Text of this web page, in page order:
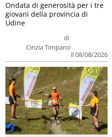
di
Cinzia Timpano
il 08/08/2026
Ondata di generosità per i tre
giovani della provincia di
Udine